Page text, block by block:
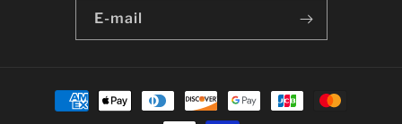
E-mail
Moyens